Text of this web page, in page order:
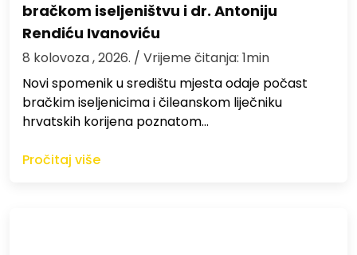
bračkom iseljeništvu i dr. Antoniju
Rendiću Ivanoviću
8 kolovoza , 2026. / Vrijeme čitanja: 1min
Novi spomenik u središtu mjesta odaje počast
bračkim iseljenicima i čileanskom liječniku
hrvatskih korijena poznatom…
Pročitaj više